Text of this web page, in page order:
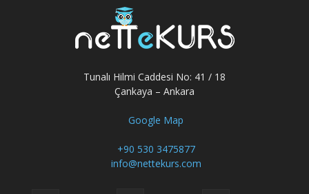
Tunalı Hilmi Caddesi No: 41 / 18
Çankaya – Ankara
Google Map
+90 530 3475877
info@nettekurs.com